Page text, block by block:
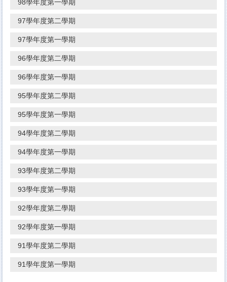
98學年度第一學期
97學年度第二學期
97學年度第一學期
96學年度第二學期
96學年度第一學期
95學年度第二學期
95學年度第一學期
94學年度第二學期
94學年度第一學期
93學年度第二學期
93學年度第一學期
92學年度第二學期
92學年度第一學期
91學年度第二學期
91學年度第一學期